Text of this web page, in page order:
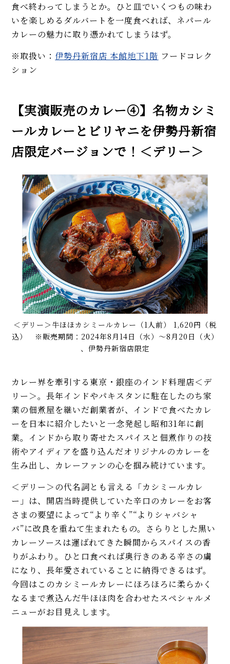
食べ終わってしまうとか。ひと皿でいくつもの味わ
いを楽しめるダルバートを一度食べれば、ネパール
カレーの魅力に取り憑かれてしまうはず。
※取扱い： 伊勢丹新宿店 本館地下1階 フードコレク
ション
【実演販売のカレー④】名物カシミ
ールカレーとビリヤニを伊勢丹新宿
店限定バージョンで！＜デリー＞
＜デリー＞牛ほほカシミールカレー（1人前） 1,620円（税
込） ※販売期間：2024年8月14日（水）～8月20日（火）
、伊勢丹新宿店限定
カレー界を牽引する東京・銀座のインド料理店＜デ
リー＞。長年インドやパキスタンに駐在したのち家
業の佃煮屋を継いだ創業者が、インドで食べたカレ
ーを日本に紹介したいと一念発起し昭和31年に創
業。インドから取り寄せたスパイスと佃煮作りの技
術やアイディアを盛り込んだオリジナルのカレーを
生み出し、カレーファンの心を掴み続けています。
＜デリー＞の代名詞とも言える「カシミールカレ
ー」は、開店当時提供していた辛口のカレーをお客
さまの要望によって“より辛く”“よりシャバシャ
バ”に改良を重ねて生まれたもの。さらりとした黒い
カレーソースは運ばれてきた瞬間からスパイスの香
りがふわり。ひと口食べれば奥行きのある辛さの虜
になり、長年愛されていることに納得できるはず。
今回はこのカシミールカレーにほろほろに柔らかく
なるまで煮込んだ牛ほほ肉を合わせたスペシャルメ
ニューがお目見えします。